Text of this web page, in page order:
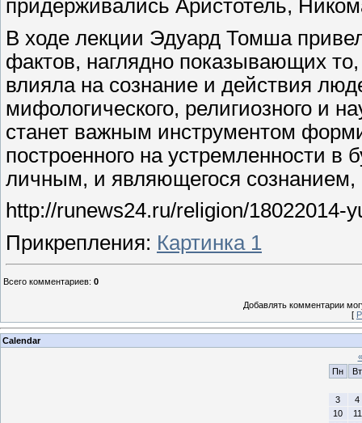
придерживались Аристотель,
В ходе лекции Эдуард Томша
фактов, наглядно показывающих
влияла на сознание и действия
мифологического, религиозного и
станет важным инструментом
построенного на устремленности
личным, и являющегося
http://runews24.ru/religion/18022014-
Прикрепления: Картинка 1
Всего комментариев: 0
Добавлять комментарии
[
Calendar
«
Пн
Вт
3
4
10
11